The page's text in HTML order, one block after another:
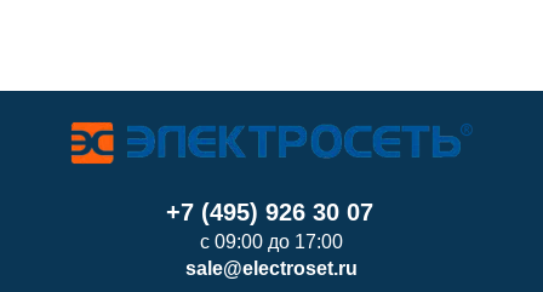
+7 (495) 926 30 07
с 09:00 до 17:00
sale@electroset.ru